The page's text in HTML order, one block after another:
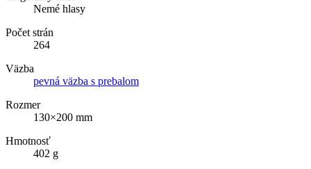
Nemé hlasy
Počet strán
264
Väzba
pevná väzba s prebalom
Rozmer
130×200 mm
Hmotnosť
402 g